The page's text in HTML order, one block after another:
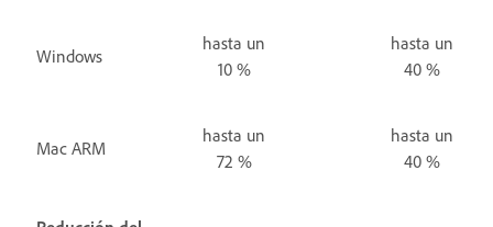
Windows
hasta un
10 %
hasta un
40 %
Mac ARM
hasta un
72 %
hasta un
40 %